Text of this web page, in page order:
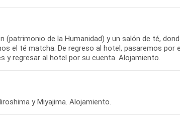
(patrimonio de la Humanidad) y un salón de té,
el té matcha. De regreso al hotel, pasaremos por
y regresar al hotel por su cuenta. Alojamiento.
y Miyajima. Alojamiento.